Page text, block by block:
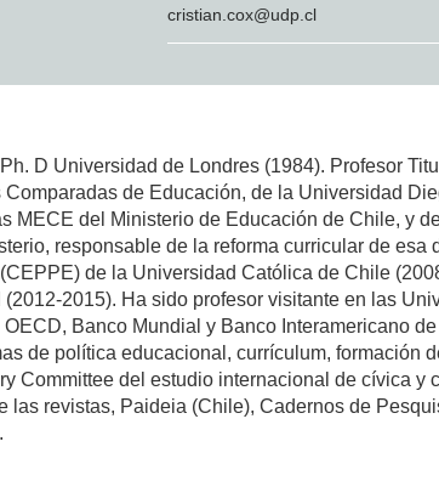
cristian.cox@udp.cl
D Universidad de Londres (1984). Profesor
de Educación, de la Universidad
MECE del Ministerio de Educación de Chile, y
responsable de la reforma curricular de esa
de la Universidad Católica de Chile
2015). Ha sido profesor visitante en las
Banco Mundial y Banco Interamericano
de política educacional, currículum, formación
Committee del estudio internacional de cívica y
las revistas, Paideia (Chile), Cadernos de